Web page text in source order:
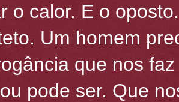
o calor. E o
Um homem
que nos
pode ser. Que